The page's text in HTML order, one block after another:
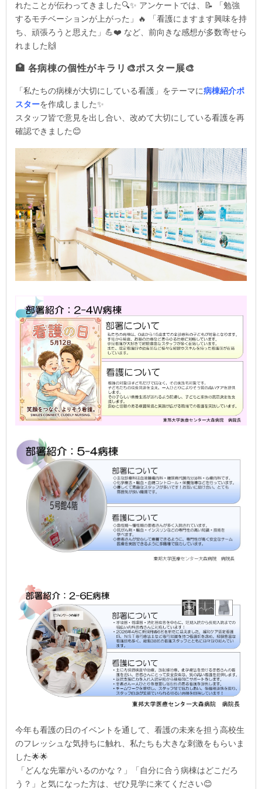
れたことが伝わってきました🔍✨ アンケートでは、 📝
「勉強
するモチベーションが上がった」
🔥
「看護にますます興味を持
ち、頑張ろうと思えた」 💪❤️ など、前向きな感想が多数寄せら
れました🙌
🏥 各病棟の個性がキラリ🎨ポスター展🎨
「私たちの病棟が大切にしている看護」をテーマに病棟紹介ポ
スターを作成しました✨
スタッフ皆で意見を出し合い、改めて大切にしている看護を再
確認できました😊
今年も看護の日のイベントを通して、看護の未来を担う高校生
のフレッシュな気持ちに触れ、私たちも大きな刺激をもらいま
した🌟🌟
「どんな先輩がいるのかな？」「自分に合う病棟はどこだろ
う？」と気になった方は、ぜひ見学に来てください😊